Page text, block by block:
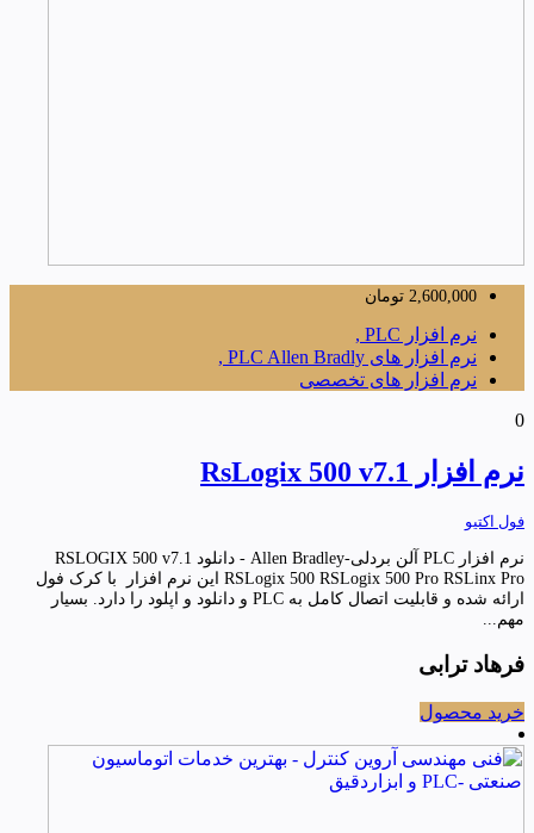
2,600,000 تومان
نرم افزار PLC ,
نرم افزار های PLC Allen Bradly ,
نرم افزار های تخصصی
0
نرم افزار RsLogix 500 v7.1
فول اکتیو
نرم افزار PLC آلن بردلی-Allen Bradley - دانلود RSLOGIX 500 v7.1
RSLogix 500 RSLogix 500 Pro RSLinx Pro این نرم افزار با کرک فول
ارائه شده و قابلیت اتصال کامل به PLC و دانلود و اپلود را دارد. بسیار
مهم...
فرهاد ترابی
خرید محصول